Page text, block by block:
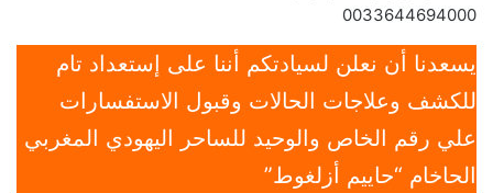
0033644694000
يسعدنا أن نعلن لسيادتكم أننا على إستعداد تام
للكشف وعلاجات الحالات وقبول الاستفسارات
علي رقم الخاص والوحيد للساحر اليهودي المغربي
الحاخام “حاييم أزلغوط”